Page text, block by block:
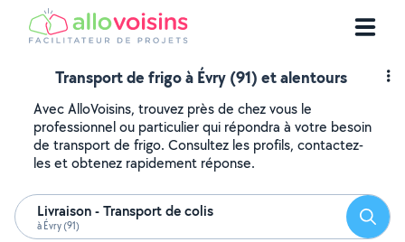
Transport de frigo à Évry (91) et alentours
Avec AlloVoisins, trouvez près de chez vous le
professionnel ou particulier qui répondra à votre besoin
de transport de frigo. Consultez les profils, contactez-
les et obtenez rapidement réponse.
Livraison - Transport de colis
à Évry (91)